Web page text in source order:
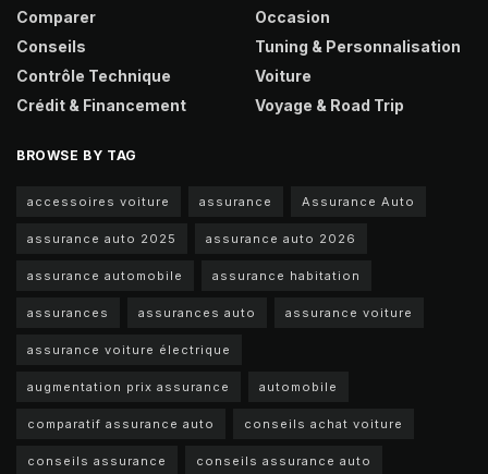
Comparer
Conseils
Contrôle Technique
Crédit & Financement
Occasion
Tuning & Personnalisation
Voiture
Voyage & Road Trip
BROWSE BY TAG
accessoires voiture assurance Assurance Auto
assurance auto 2025 assurance auto 2026
assurance automobile assurance habitation
assurances assurances auto assurance voiture
assurance voiture électrique
augmentation prix assurance automobile
comparatif assurance auto conseils achat voiture
conseils assurance conseils assurance auto